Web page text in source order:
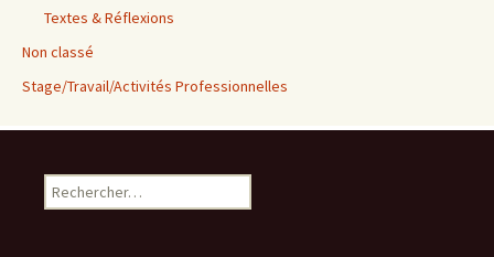
Textes & Réflexions
Non classé
Stage/Travail/Activités Professionnelles
Rechercher :